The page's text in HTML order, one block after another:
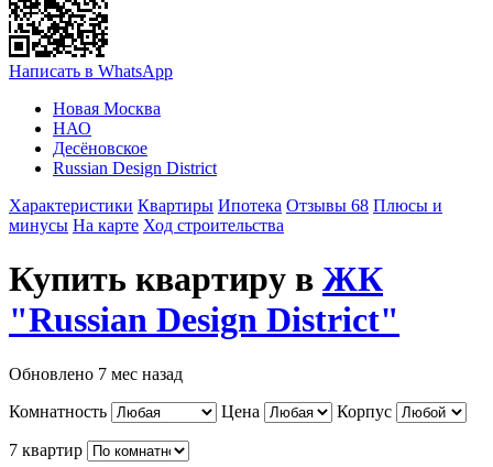
Написать в WhatsApp
Новая Москва
НАО
Десёновское
Russian Design District
Характеристики Квартиры Ипотека Отзывы 68 Плюсы и
минусы На карте Ход строительства
Купить квартиру в ЖК
"Russian Design District"
Обновлено 7 мес назад
Комнатность
Цена Корпус
7 квартир